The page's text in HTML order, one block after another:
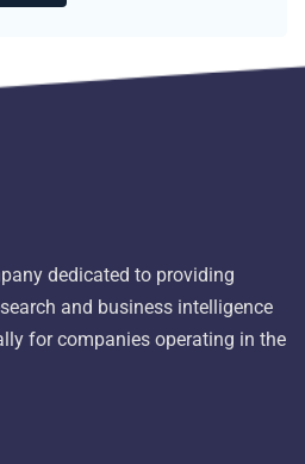
dedicated to providing
and business intelligence
for companies operating in the